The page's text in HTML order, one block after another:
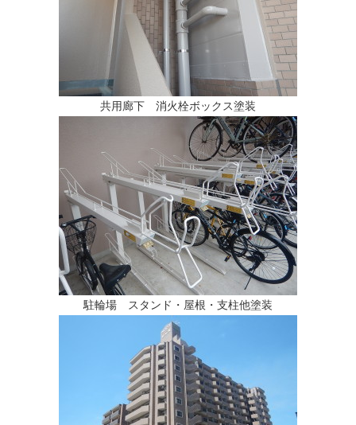
共用廊下 消火栓ボックス塗装
駐輪場 スタンド・屋根・支柱他塗装